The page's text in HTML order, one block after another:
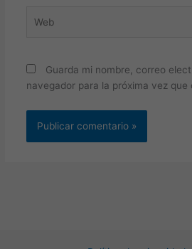
Guarda mi nombre, correo
navegador para la próxima vez que